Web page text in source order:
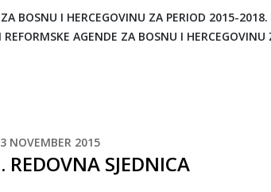
BOSNU I HERCEGOVINU ZA PERIOD 2015-
AGENDE ZA BOSNU I HERCEGOVINU
NOVEMBER 2015
REDOVNA SJEDNICA